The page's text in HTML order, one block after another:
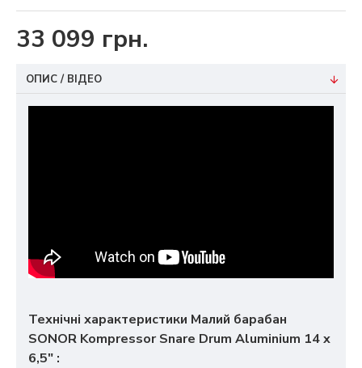
33 099 грн.
ОПИС / ВІДЕО
Технічні характеристики Малий барабан
SONOR Kompressor Snare Drum Aluminium 14 x
6,5" :